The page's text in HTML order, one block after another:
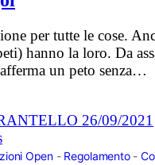
per tutte le cose.
hanno la loro. Da
un peto senza…
26/09/2021
Open- Regolamento-